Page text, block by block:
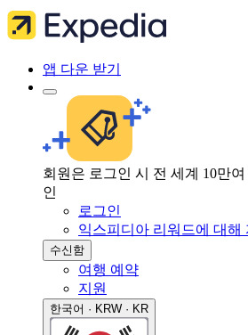
앱 다운 받기
회원은 로그인 시 전 세계 10만
인
로그인
익스피디아 리워드에 대해
수신함
여행 예약
지원
한국어 · KRW · KR